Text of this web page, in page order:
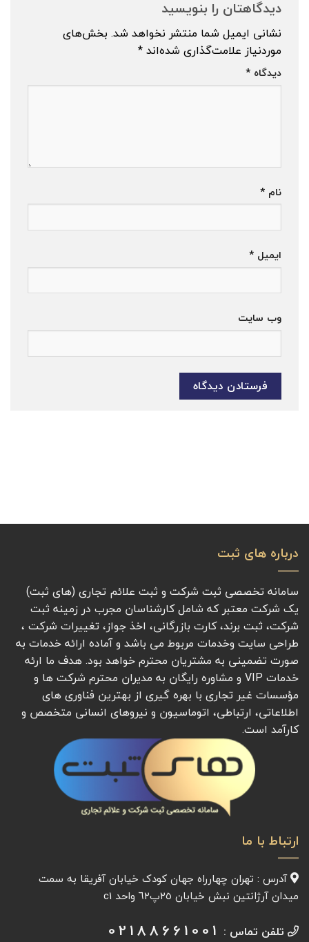
دیدگاهتان را بنویسید
نشانی ایمیل شما منتشر نخواهد شد. بخش‌های
موردنیاز علامت‌گذاری شده‌اند*
دیدگاه *
نام *
ایمیل *
وب‌ سایت
درباره های ثبت
سامانه تخصصی ثبت شرکت و ثبت علائم تجاری (های ثبت)
یک شرکت معتبر که شامل کارشناسان مجرب در زمینه ثبت
شرکت، ثبت برند، کارت بازرگانی، اخذ جواز، تغییرات شرکت ،
طراحی سایت وخدمات مربوط می باشد و آماده ارائه خدمات به
صورت تضمینی به مشتریان محترم خواهد بود. هدف ما ارئه
خدمات VIP و مشاوره رایگان به مدیران محترم شرکت ها و
مؤسسات غیر تجاری با بهره گیری از بهترین فناوری های
اطلاعاتی، ارتباطی، اتوماسیون و نیروهای انسانی متخصص و
کارآمد است.
ارتباط با ما
آدرس : تهران چهارراه جهان کودک خیابان آفريقا به سمت
میدان آرژانتين نبش خیابان ٢٥پ٦٢ واحد c1
تلفن تماس : 02188661001